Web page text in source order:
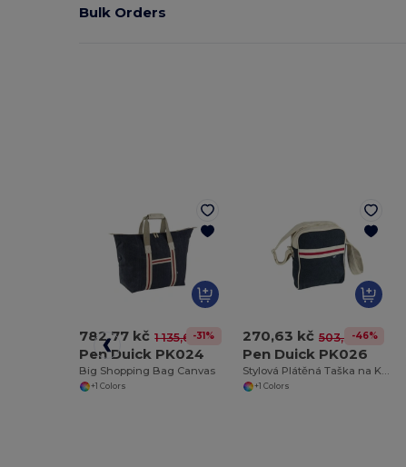
Bulk Orders
782,77 kč 1 135,67 kč
-31%
Pen Duick PK024
Big Shopping Bag Canvas
+1 Colors
270,63 kč 503,36 kč
-46%
Pen Duick PK026
+1 Colors